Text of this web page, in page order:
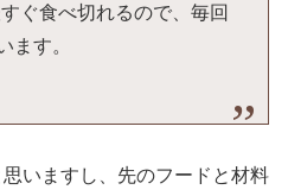
ぐ食べ切れるので、毎回
ます。
いますし、先のフードと材料